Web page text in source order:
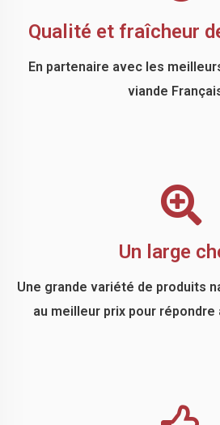
Qualité et fraîcheur
En partenaire avec les
viande
Un large
Une grande variété de produits
au meilleur prix pour